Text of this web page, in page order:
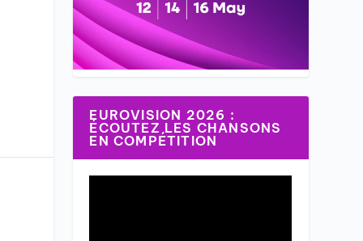
EUROVISION 2026 :
ÉCOUTEZ LES CHANSONS
EN COMPÉTITION